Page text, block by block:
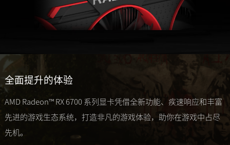
全面提升的体验
AMD Radeon™ RX 6700 系列显卡凭借全新功能、疾速响应和丰富
先进的游戏生态系统，打造非凡的游戏体验，助你在游戏中占尽
先机。